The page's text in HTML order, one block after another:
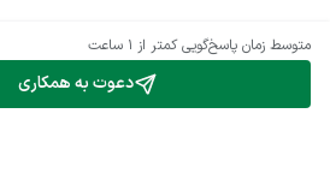
دعوت به همکاری
متوسط زمان پاسخ‌گویی کمتر از 1 ساعت